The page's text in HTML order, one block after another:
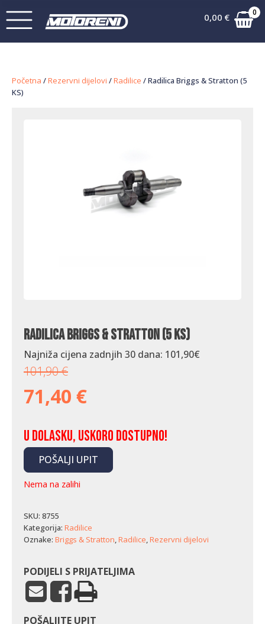
0,00 € 0
Početna /Rezervni dijelovi /Radilice / Radilica Briggs & Stratton (5
KS)
Radilica Briggs & Stratton (5 KS)
Najniža cijena zadnjih 30 dana: 101,90€
101,90€
71,40 €
U dolasku, uskoro dostupno!
POŠALJI UPIT
Nema na zalihi
SKU: 8755
Kategorija: Radilice
Oznake: Briggs & Stratton,Radilice,Rezervni dijelovi
PODIJELI S PRIJATELJIMA
POŠALJITE UPIT